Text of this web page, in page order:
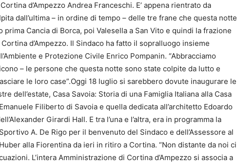
d’Ampezzo Andrea Franceschi. E’ appena rientrato da
dall’ultima – in ordine di tempo – delle tre frane che questa notte
prima Cancia di Borca, poi Valesella a San Vito e quindi la frazione
d’Ampezzo. Il Sindaco ha fatto il sopralluogo insieme
e Protezione Civile Enrico Pompanin. “Abbracciamo
– le persone che questa notte sono state colpite da lutto e
le loro case”.Oggi 18 luglio si sarebbero dovute inaugurare le
dell’estate, Casa Savoia: Storia di una Famiglia Italiana alla Casa
Filiberto di Savoia e quella dedicata all’architetto Edoardo
Girardi Hall. E tra l’una e l’altra, era in programma la
A. De Rigo per il benvenuto del Sindaco e dell’Assessore al
alla Fiorentina da ieri in ritiro a Cortina. “Non distante da noi ci
L’intera Amministrazione di Cortina d’Ampezzo si associa a